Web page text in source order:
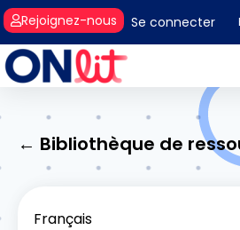
Se connecter
Rejoignez-nous
← Bibliothèque de
Français